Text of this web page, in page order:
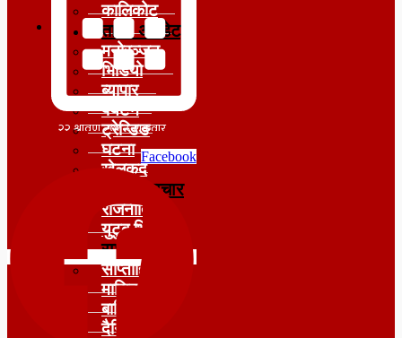
कालिकोट
ताजा अपडेट
मनोरञ्जन
भिडियो
ब्यापार
पर्यटन
ट्रेन्डिङ
घटना
खेलकुद
मुख्य समाचार
राजनीति
युटुब भिडियो
राशीफल
साप्ताहिक
मासिक
बार्षिक
दैनिक
Facebook